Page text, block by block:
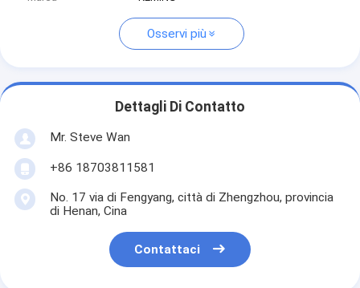
Osservi più
Dettagli Di Contatto
Mr. Steve Wan
+86 18703811581
No. 17 via di Fengyang, città di Zhengzhou, provincia
di Henan, Cina
Contattaci